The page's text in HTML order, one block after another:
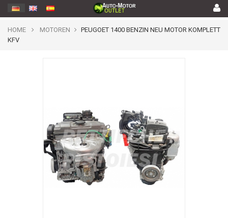
HOME MOTOREN
PEUGOET 1400 BENZIN NEU MOTOR KOMPLETT
KFV